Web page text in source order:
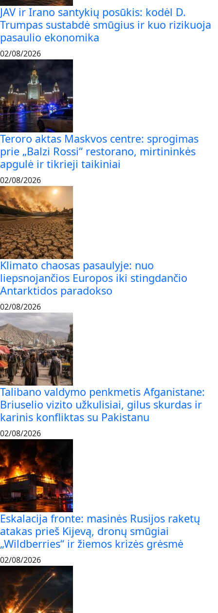
JAV ir Irano santykių posūkis: kodėl D.
Trumpas sustabdė smūgius ir kuo rizikuoja
pasaulio ekonomika
02/08/2026
Teroro aktas Maskvos centre: sprogimas
prie „Balzi Rossi“ restorano, mirtininkės
apgulė ir tikrieji taikiniai
02/08/2026
Klimato chaosas pasaulyje: nuo
liepsnojančios Europos iki stingdančio
Antarktidos paradokso
02/08/2026
Talibano valdymo penkmetis Afganistane:
Briuselio vizito užkulisiai, gilus skurdas ir
karinis konfliktas su Pakistanu
02/08/2026
Eskalacija fronte: masinės Rusijos raketų
atakas prieš Kijevą, dronų smūgiai
„Wildberries“ ir žiemos krizės grėsmė
02/08/2026